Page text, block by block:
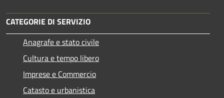
CATEGORIE DI SERVIZIO
Anagrafe e stato civile
Cultura e tempo libero
Imprese e Commercio
Catasto e urbanistica